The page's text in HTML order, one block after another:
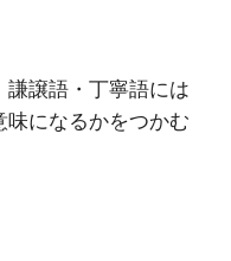
謙譲語・丁寧語には
味になるかをつかむ